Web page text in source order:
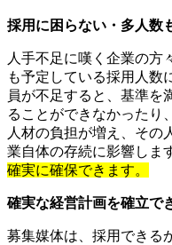
採用に困らない・多人数
人手不足に嘆く企業の方
も予定している採用人数
員が不足すると、基準を
ることができなかったり
人材の負担が増え、その
業自体の存続に影響しま
確実に確保できます。
確実な経営計画を確立で
募集媒体は、採用できる